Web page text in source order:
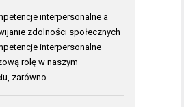
interpersonalne a
zdolności społecznych
interpersonalne
rolę w naszym
zarówno …